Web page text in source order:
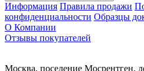
Информация Правила продажи
конфиденциальности Образцы
О Компании
Отзывы покупателей
Москва, поселение Мосрентген,